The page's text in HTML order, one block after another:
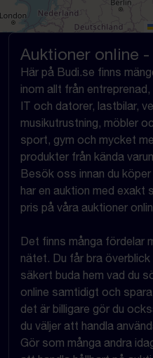
Auktioner online
Här på Budi.se finns
inom allt från
IT och datorer, lastbilar,
musikutrustning, möbler
sport, gym och mycket
produkter från kända
Besök oss innan du
har en auktion med exakt
pris på våra auktioner
Det finns många fördelar
nätet. Du får bra
säkert buda hem vad du
online samtidigt och
det är billigare gör du
du väljer att handla
Gör som många andra